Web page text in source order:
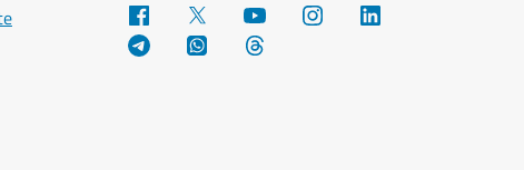
Facebook YouTube Instagram
Telegram WhatsApp